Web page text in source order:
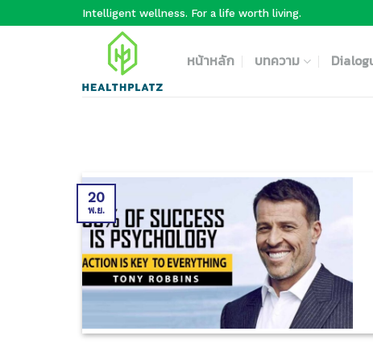
Intelligent wellness. For a life worth living.
หน้าหลัก บทความ
20
พ.ย.